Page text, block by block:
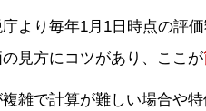
より毎年1月1日時点の評
見方にコツがあり、ここが
雑で計算が難しい場合や